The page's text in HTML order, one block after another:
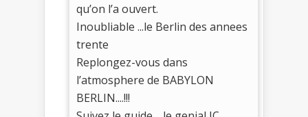
qu’on l’a ouvert.
Inoubliable ...le Berlin des annees
trente
Replongez-vous dans
l’atmosphere de BABYLON
BERLIN....!!!